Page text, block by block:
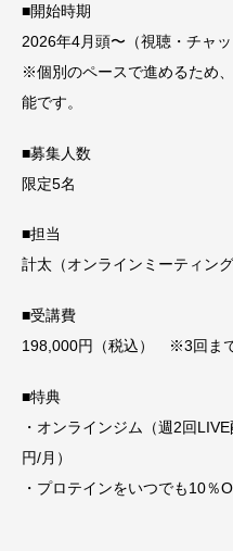
■開始時期
2026年4月頭〜（視聴・チャ
※個別のペースで進めるため
能です。
■募集人数
限定5名
■担当
計太（オンラインミーティン
■受講費
198,000円（税込） ※3回まで
■特典
・オンラインジム（週2回
円/月）
・プロテインをいつでも10％